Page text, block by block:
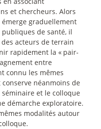
et chercheurs. Alors
graduellement
de santé, il
acteurs de terrain
rapidement la « pair-
entre
connu les mêmes
néanmoins de
et le colloque
démarche exploratoire.
modalités autour